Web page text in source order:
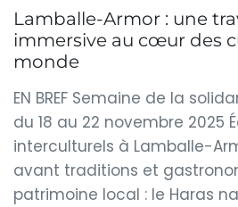
Lamballe-Armor : une
immersive au cœur des
monde
EN BREF Semaine de la
du 18 au 22 novembre 2025
interculturels à Lamballe-
avant traditions et
patrimoine local : le Haras